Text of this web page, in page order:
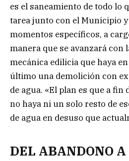
es el saneamiento de todo lo
tarea junto con el Municipio y
momentos específicos, a
manera que se avanzará con
mecánica edilicia que haya
último una demolición con
de agua. «El plan es que a fin
no haya ni un solo resto de
de agua en desuso que
DEL ABANDONO